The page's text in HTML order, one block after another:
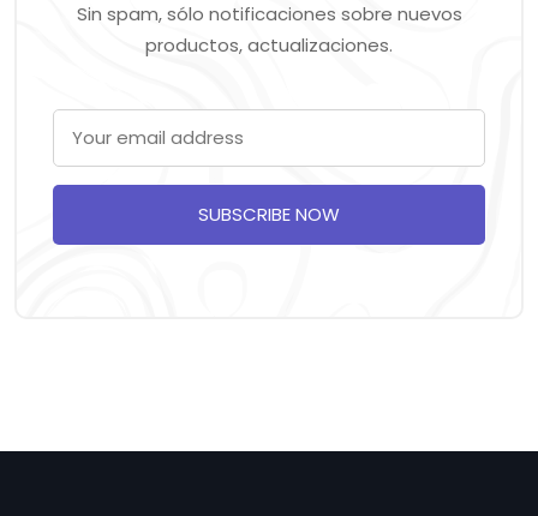
Sin spam, sólo notificaciones sobre nuevos
productos, actualizaciones.
SUBSCRIBE NOW